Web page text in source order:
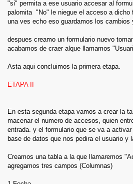
"si" permita a ese usuario accesar al
palomita "No" le niegue el acceso a dicho
una ves echo eso guardamos los cambios
despues creamo un formulario nuevo
acabamos de craer alque llamamos
Asta aqui concluimos la primera etapa.
ETAPA II
En esta segunda etapa vamos a crear la
macenar el numero de accesos, quien
entrada. y el formulario que se va a
base de datos que nos pedira el usuario y
Creamos una tabla a la que llamaremos
agregamos tres campos (Columnas)